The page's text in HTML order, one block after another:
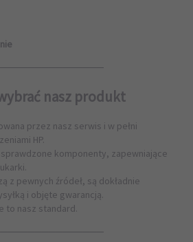
nasz produkt
przez nasz serwis i w pełni
HP.
komponenty, zapewniające
z pewnych źródeł, są dokładnie
i objęte gwarancją.
to nasz standard.